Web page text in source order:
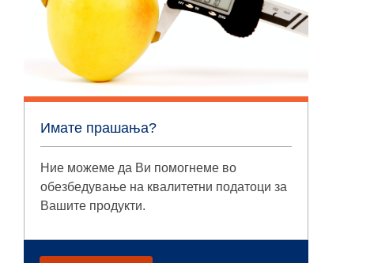
Имате прашања?
Ние можеме да Ви помогнеме во
обезбедување на квалитетни податоци за
Вашите продукти.